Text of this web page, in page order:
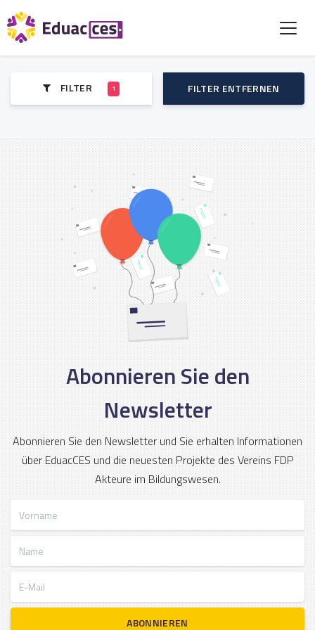
FILTER 1 FILTER ENTFERNEN
Abonnieren Sie den
Newsletter
Abonnieren Sie den Newsletter und Sie erhalten Informationen
über EduacCES und die neuesten Projekte des Vereins FDP
Akteure im Bildungswesen.
ABONNIEREN